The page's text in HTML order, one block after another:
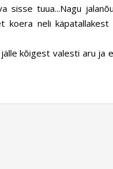
sisse tuua...Nagu
koera neli
kõigest valesti aru ja